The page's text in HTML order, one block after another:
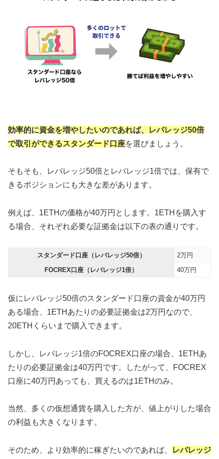
効率的に資金を増やしたいのであれば、レバレッジ50倍
で取引ができるスタンダード口座を選びましょう。
そもそも、レバレッジ50倍とレバレッジ1倍では、保有で
きるポジションにも大きな差があります。
例えば、1ETHの価格が40万円とします。1ETHを購入す
る場合、それぞれ必要な証拠金は以下の表の通りです。
スタンダード口座（レバレッジ50倍）
2万円
FOCREX口座（レバレッジ1倍）
40万円
仮にレバレッジ50倍のスタンダード口座の資金が40万円
ある場合、1ETHあたりの必要証拠金は2万円なので、
20ETHくらいまで購入できます。
しかし、レバレッジ1倍のFOCREX口座の場合、1ETHあ
たりの必要証拠金は40万円です。したがって、FOCREX
口座に40万円あっても、買えるのは1ETHのみ。
当然、多くの仮想通貨を購入した方が、値上がりした場合
の利益も大きくなります。
そのため、より効率的に稼ぎたいのであれば、
レバレッジ